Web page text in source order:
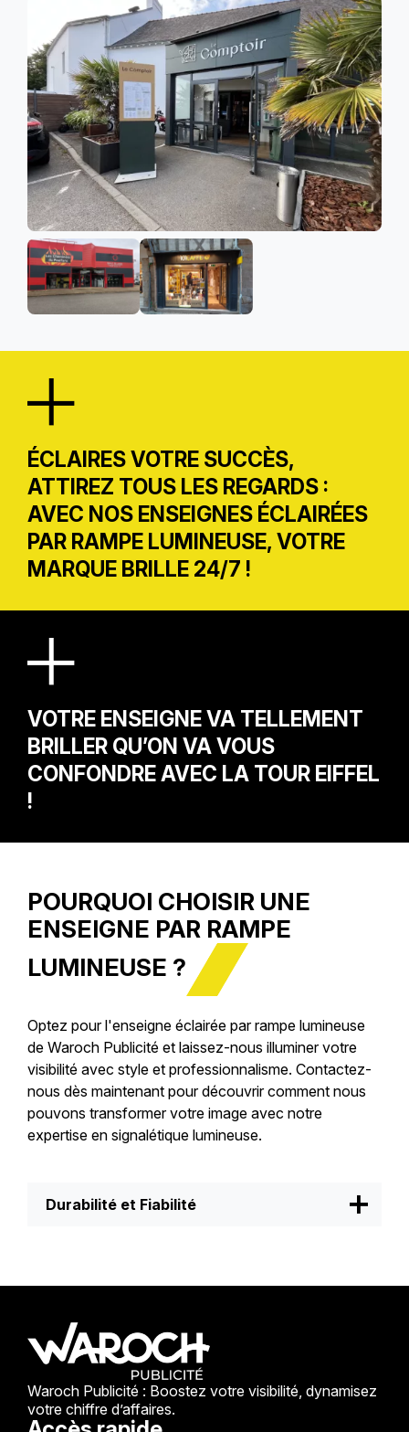
ÉCLAIRES VOTRE SUCCÈS,
ATTIREZ TOUS LES REGARDS :
AVEC NOS ENSEIGNES ÉCLAIRÉES
PAR RAMPE LUMINEUSE, VOTRE
MARQUE BRILLE 24/7 !
VOTRE ENSEIGNE VA TELLEMENT
BRILLER QU’ON VA VOUS
CONFONDRE AVEC LA TOUR EIFFEL
!
POURQUOI CHOISIR UNE
ENSEIGNE PAR RAMPE
LUMINEUSE ?
Optez pour l'enseigne éclairée par rampe lumineuse
de Waroch Publicité et laissez-nous illuminer votre
visibilité avec style et professionnalisme. Contactez-
nous dès maintenant pour découvrir comment nous
pouvons transformer votre image avec notre
expertise en signalétique lumineuse.
Durabilité et Fiabilité
assurer une longue durée de vie sans compromettre
Waroch Publicité : Boostez votre visibilité, dynamisez
votre chiffre d’affaires.